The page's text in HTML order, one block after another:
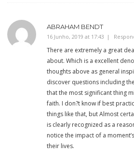
ABRAHAM BENDT
16 Junho, 2019 at 17:43
There are extremely a great
about. Which is a excellent
thoughts above as general
discover questions including
that the most significant thing
faith. I don?t know if best
things like that, but Almost
is clearly recognized as a
notice the impact of a
their lives.